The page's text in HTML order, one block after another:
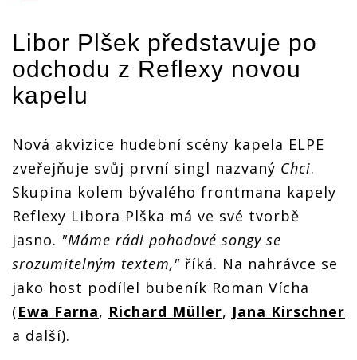
Libor Plšek představuje po
odchodu z Reflexy novou
kapelu
Nová akvizice hudební scény kapela ELPE
zveřejňuje svůj první singl nazvaný Chci.
Skupina kolem bývalého frontmana kapely
Reflexy Libora Plška má ve své tvorbě
jasno. "Máme rádi pohodové songy se
srozumitelným textem," říká. Na nahrávce se
jako host podílel bubeník Roman Vícha
(Ewa Farna, Richard Müller, Jana Kirschner
a další).